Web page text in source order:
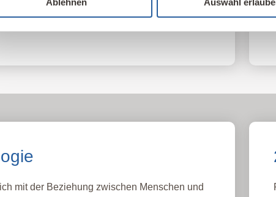
mit der Beziehung zwischen Menschen und